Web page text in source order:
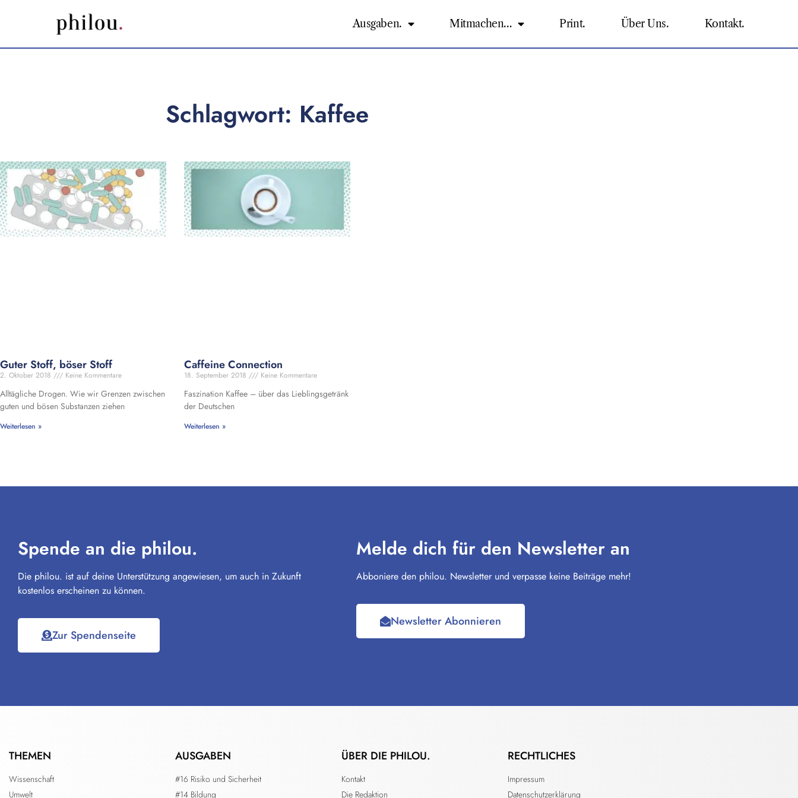
Ausgaben. Mitmachen… Print. Über Uns. Kontakt.
Schlagwort: Kaffee
Guter Stoff, böser Stoff
2. Oktober 2018 Keine Kommentare
Alltägliche Drogen. Wie wir Grenzen zwischen
guten und bösen Substanzen ziehen
Weiterlesen »
Caffeine Connection
18. September 2018 Keine Kommentare
Faszination Kaffee – über das Lieblingsgetränk
der Deutschen
Weiterlesen »
Spende an die philou.
Die philou. ist auf deine Unterstützung angewiesen, um auch in Zukunft
kostenlos erscheinen zu können.
Zur Spendenseite
Melde dich für den Newsletter an
Abboniere den philou. Newsletter und verpasse keine Beiträge mehr!
Newsletter Abonnieren
THEMEN
Wissenschaft
Umwelt
AUSGABEN
#16 Risiko und Sicherheit
#14 Bildung
ÜBER DIE PHILOU.
Kontakt
Die Redaktion
RECHTLICHES
Impressum
Datenschutzerklärung